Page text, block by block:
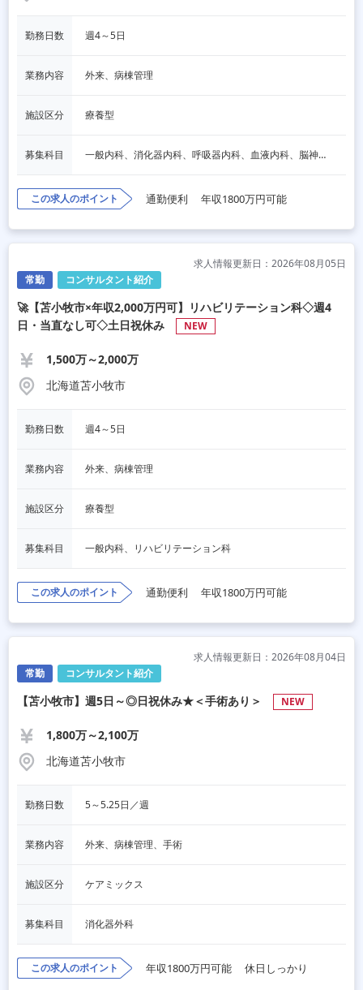
勤務日数 週4～5日
業務内容 外来、病棟管理
施設区分 療養型
募集科目 一般内科、消化器内科、呼吸器内科、血液内科、脳神経内科、老人内科、一般外科、消化器外科、呼吸器外科、脳神経外科、婦人科、泌尿器科、麻酔科
この求人のポイント 通勤便利 年収1800万円可能
常勤 コンサルタント紹介
求人情報更新日：2026年08月05日
🚀【苫小牧市×年収2,000万円可】リハビリテーション科◇週4
日・当直なし可◇土日祝休み
NEW
1,500万～2,000万
北海道苫小牧市
勤務日数 週4～5日
業務内容 外来、病棟管理
施設区分 療養型
募集科目 一般内科、リハビリテーション科
この求人のポイント 通勤便利 年収1800万円可能
常勤 コンサルタント紹介
求人情報更新日：2026年08月04日
【苫小牧市】週5日～◎日祝休み★＜手術あり＞ NEW
1,800万～2,100万
北海道苫小牧市
勤務日数 5～5.25日／週
業務内容 外来、病棟管理、手術
施設区分 ケアミックス
募集科目 消化器外科
この求人のポイント 年収1800万円可能 休日しっかり